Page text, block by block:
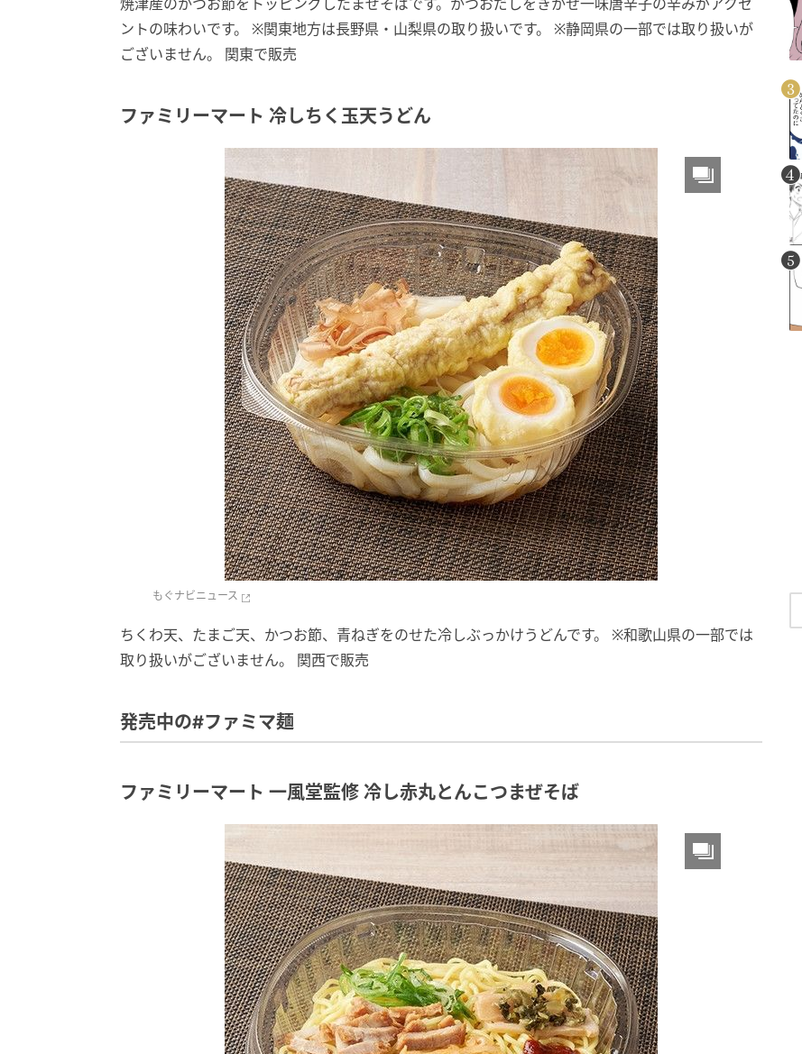
ントの味わいです。 ※関東地方は長野県・山梨県の取り扱いです。 ※静岡県の一部では取り扱いが
ございません。 関東で販売
ファミリーマート 冷しちく玉天うどん
もぐナビニュース
ちくわ天、たまご天、かつお節、青ねぎをのせた冷しぶっかけうどんです。 ※和歌山県の一部では
取り扱いがございません。 関西で販売
発売中の#ファミマ麺
ファミリーマート 一風堂監修 冷し赤丸とんこつまぜそば